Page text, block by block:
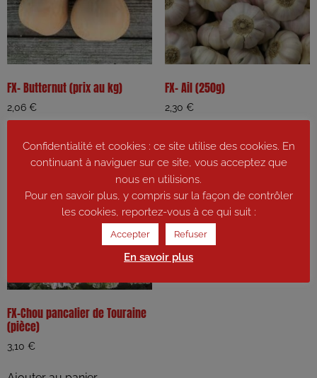
FX- Butternut (prix au kg)
2,06 €
Ajouter au panier
FX- Ail (250g)
2,30 €
Ajouter au panier
FX-Chou pancalier de Touraine
(pièce)
3,10 €
Confidentialité et cookies : ce site utilise des cookies. En
continuant à naviguer sur ce site, vous acceptez que
nous en utilisions.
Pour en savoir plus, y compris sur la façon de contrôler
les cookies, reportez-vous à ce qui suit :
Accepter Refuser
En savoir plus